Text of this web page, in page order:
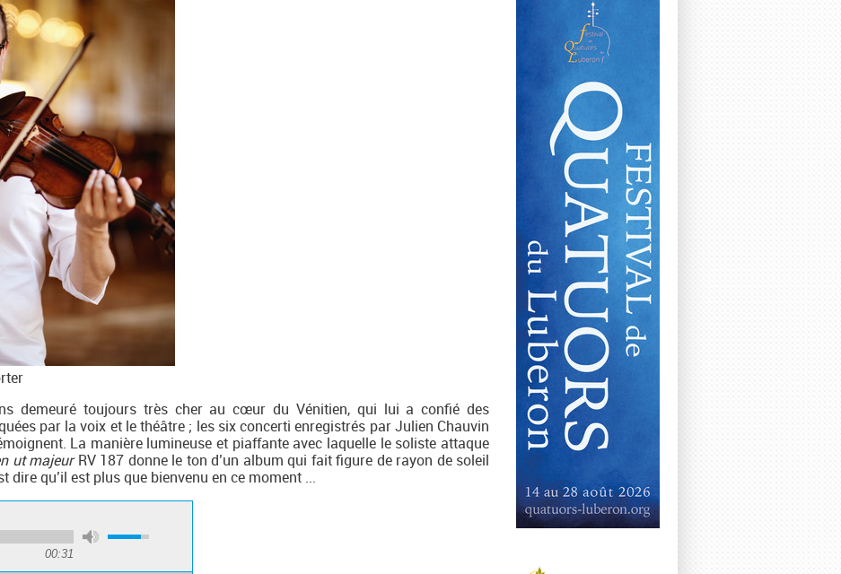
demeuré toujours très cher au cœur du Vénitien, qui lui a confié des
par la voix et le théâtre ; les six concerti enregistrés par Julien Chauvin
La manière lumineuse et piaffante avec laquelle le soliste attaque
ut majeurRV 187 donne le ton d’un album qui fait figure de rayon de soleil
dire qu’il est plus que bienvenu en ce moment ...
00:31